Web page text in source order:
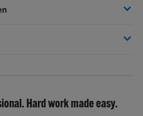
Hard work made easy.